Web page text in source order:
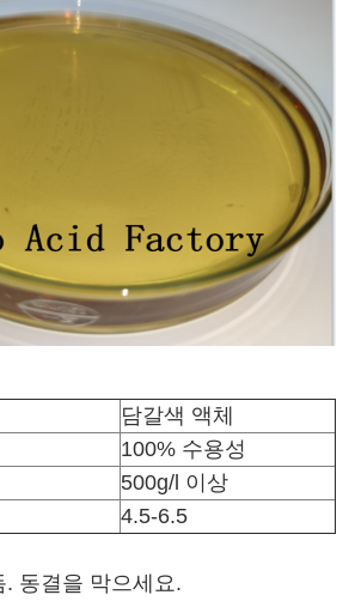
담갈색 액체
100% 수용성
500g/l 이상
4.5-6.5
동결을 막으세요.